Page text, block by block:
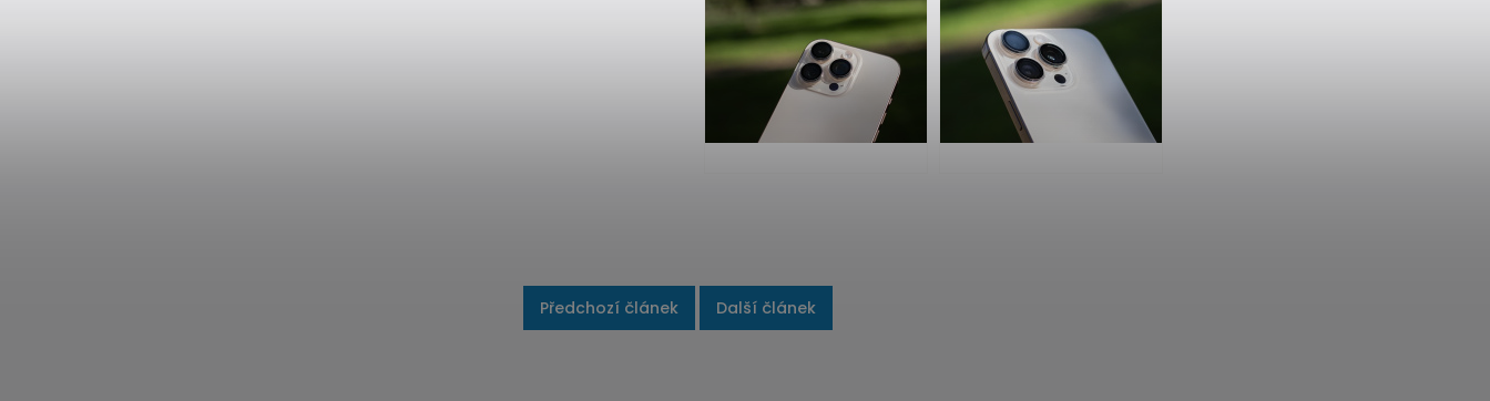
Předchozí článek Další článek